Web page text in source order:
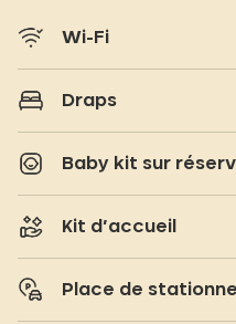
Wi-Fi
Draps
Baby kit sur
Kit d’accueil
Place de